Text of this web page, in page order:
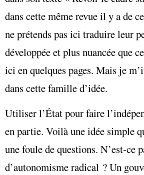
dans cette même revue il y a de
ne prétends pas ici traduire leur
développée et plus nuancée que
ici en quelques pages. Mais je
dans cette famille d’idée.
Utiliser l’État pour faire
en partie. Voilà une idée simple
une foule de questions. N’est-ce
d’autonomisme radical ? Un